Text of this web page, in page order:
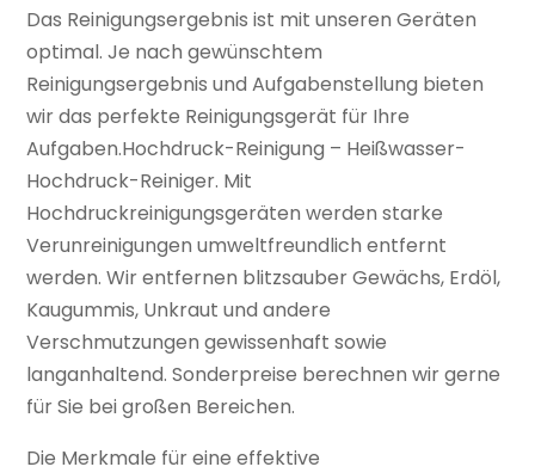
Das Reinigungsergebnis ist mit unseren Geräten
optimal. Je nach gewünschtem
Reinigungsergebnis und Aufgabenstellung bieten
wir das perfekte Reinigungsgerät für Ihre
Aufgaben.Hochdruck-Reinigung – Heißwasser-
Hochdruck-Reiniger. Mit
Hochdruckreinigungsgeräten werden starke
Verunreinigungen umweltfreundlich entfernt
werden. Wir entfernen blitzsauber Gewächs, Erdöl,
Kaugummis, Unkraut und andere
Verschmutzungen gewissenhaft sowie
langanhaltend. Sonderpreise berechnen wir gerne
für Sie bei großen Bereichen.
Die Merkmale für eine effektive